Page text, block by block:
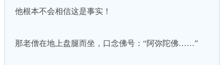
他根本不会相信这是事实！
那老僧在地上盘腿而坐，口念佛号：“阿弥陀佛……”